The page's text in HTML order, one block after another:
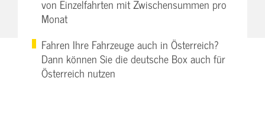
von Einzelfahrten mit Zwischensummen pro
Monat
Fahren Ihre Fahrzeuge auch in Österreich?
Dann können Sie die deutsche Box auch für
Österreich nutzen